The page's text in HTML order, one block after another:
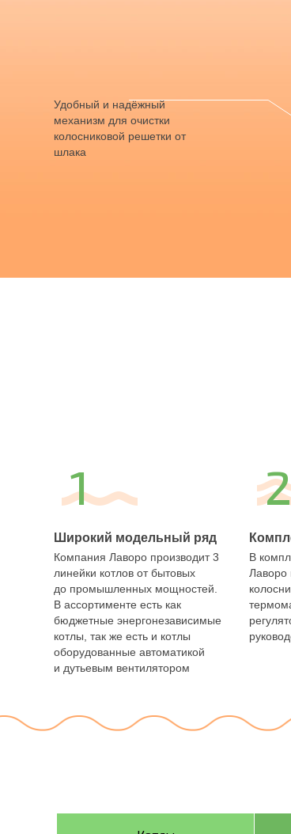
Удобный и надёжный
механизм для очистки
колосниковой решетки от
шлака
1
Широкий модельный ряд
Компания Лаворо производит 3
линейки котлов от бытовых
до промышленных мощностей.
В ассортименте есть как
бюджетные энергонезависимые
котлы, так же есть и котлы
оборудованные автоматикой
и дутьевым вентилятором
2
В
Лаворо